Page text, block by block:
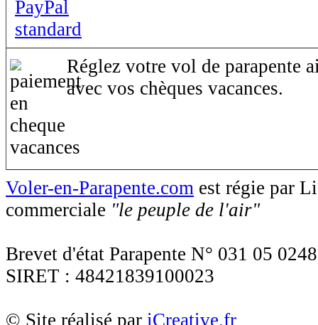
Réglez votre vol de parapente
avec vos chèques vacances.
Voler-en-Parapente.com est régie par
commerciale "le peuple de l'air"
Brevet d'état Parapente N° 031 05 0248
SIRET : 48421839100023
© Site réalisé par iCreative.fr